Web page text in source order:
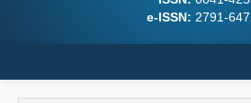
e-ISSN: 2791-